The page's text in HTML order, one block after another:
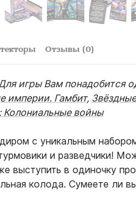
Отзывы (0)
игры Вам понадобится
империи. Гамбит,
Колониальные войны
с уникальным
и разведчики!
выступить в одиночку
колода. Сумеете ли